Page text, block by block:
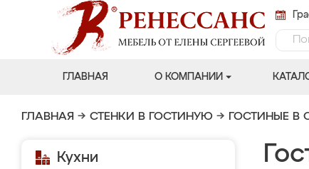
ГЛАВНАЯ О КОМПАНИИ
ГЛАВНАЯ → СТЕНКИ В ГОСТИНУЮ → ГОСТИНЫЕ В
Кухни